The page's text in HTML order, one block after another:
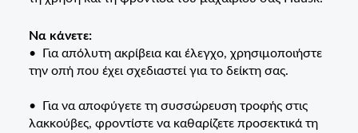
Να κάνετε:
• Για απόλυτη ακρίβεια και έλεγχο, χρησιμοποιήστε
την οπή που έχει σχεδιαστεί για το δείκτη σας.
• Για να αποφύγετε τη συσσώρευση τροφής στις
λακκούβες, φροντίστε να καθαρίζετε προσεκτικά τη